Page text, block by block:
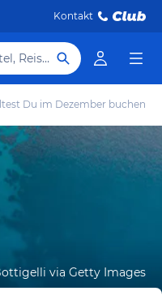
Kontakt
Hotel, Reiseziel
Du im Dezember buchen
via Getty Images